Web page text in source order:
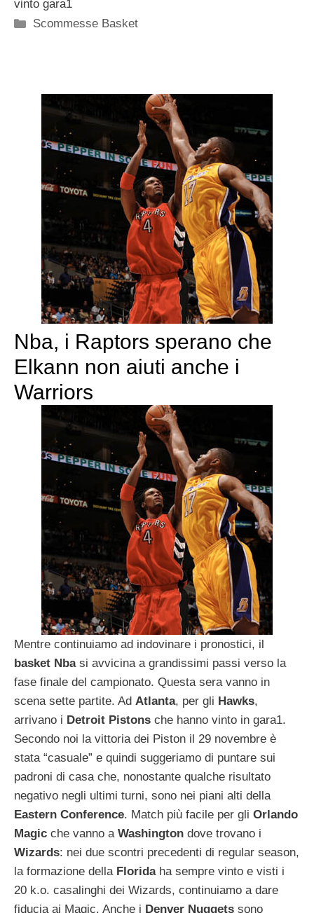
vinto gara1
Categorie
Scommesse Basket
Nba, i Raptors sperano che
Elkann non aiuti anche i
Warriors
Mentre continuiamo ad indovinare i pronostici, il
basket Nbasi avvicina a grandissimi passi verso la
fase finale del campionato. Questa sera vanno in
scena sette partite. Ad Atlanta, per gli Hawks,
arrivano i Detroit Pistons che hanno vinto in gara1.
Secondo noi la vittoria dei Piston il 29 novembre è
stata “casuale” e quindi suggeriamo di puntare sui
padroni di casa che, nonostante qualche risultato
negativo negli ultimi turni, sono nei piani alti della
Eastern Conference. Match più facile per gli Orlando
Magic che vanno a Washington dove trovano i
Wizards: nei due scontri precedenti di regular season,
la formazione della Floridaha sempre vinto e visti i
20 k.o. casalinghi dei Wizards, continuiamo a dare
fiducia ai Magic. Anche i Denver Nuggets sono